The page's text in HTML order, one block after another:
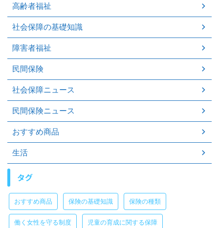
高齢者福祉
社会保障の基礎知識
障害者福祉
民間保険
社会保障ニュース
民間保険ニュース
おすすめ商品
生活
タグ
おすすめ商品 保険の基礎知識 保険の種類
働く女性を守る制度 児童の育成に関する保障